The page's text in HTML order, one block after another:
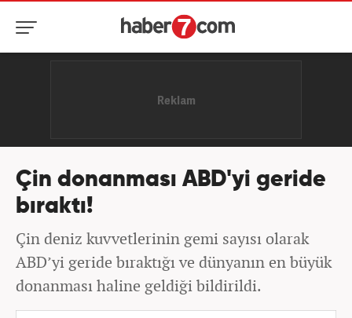
Çin donanması ABD'yi geride
bıraktı!
Çin deniz kuvvetlerinin gemi sayısı olarak
ABD’yi geride bıraktığı ve dünyanın en büyük
donanması haline geldiği bildirildi.